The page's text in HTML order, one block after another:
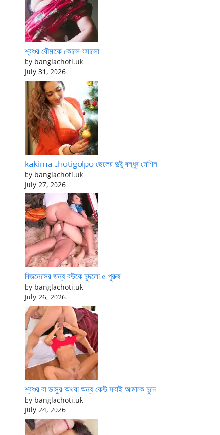
শ্বশুর বৌমাকে কোলে বসালো
by banglachoti.uk
July 31, 2026
kakima chotigolpo ছেলের দুষ্টু বন্ধুর মেশিন
by banglachoti.uk
July 27, 2026
বিজনেসের জন্য বউকে চুদলো ৫ পুরুষ
by banglachoti.uk
July 26, 2026
শ্বশুর বা ভাসুর অথবা অন্য কেউ সবাই আমাকে চুদে
by banglachoti.uk
July 24, 2026